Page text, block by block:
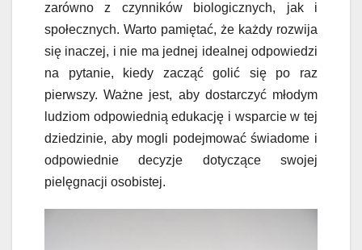
zarówno z czynników biologicznych, jak i
społecznych. Warto pamiętać, że każdy rozwija
się inaczej, i nie ma jednej idealnej odpowiedzi
na pytanie, kiedy zacząć golić się po raz
pierwszy. Ważne jest, aby dostarczyć młodym
ludziom odpowiednią edukację i wsparcie w tej
dziedzinie, aby mogli podejmować świadome i
odpowiednie decyzje dotyczące swojej
pielęgnacji osobistej.